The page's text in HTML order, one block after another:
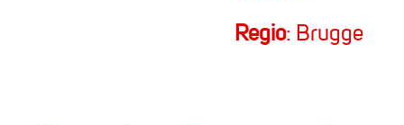
Regio: Brugge